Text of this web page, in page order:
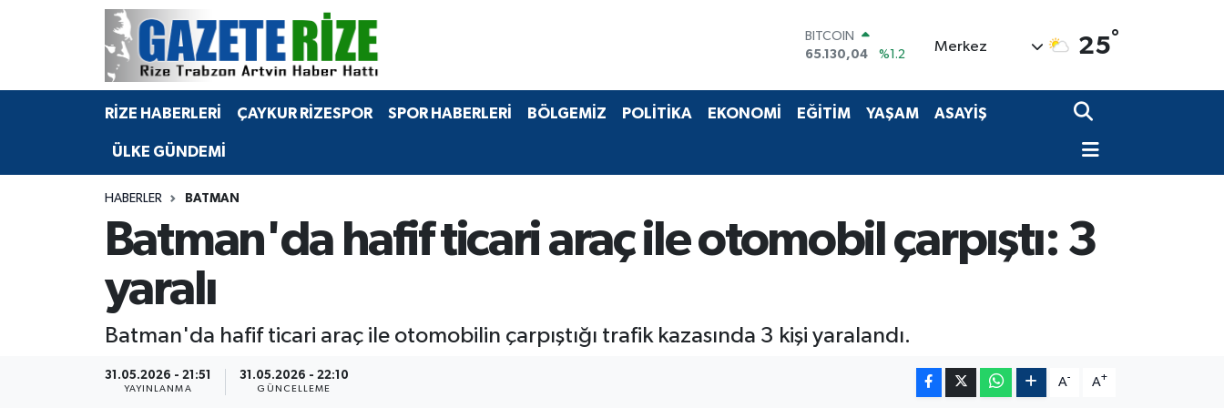
BITCOIN
65.130,04
%1.2
47,7106
%0.17
EURO
%0.27
GRAM ALTIN
13.773
%-19
Merkez 25°
RİZE HABERLERİ ÇAYKUR RİZESPOR SPOR HABERLERİ BÖLGEMİZ POLİTİKA EKONOMİ EĞİTİM YAŞAM ASAYİŞ
ÜLKE GÜNDEMİ
HABERLER BATMAN
Batman'da hafif ticari araç ile otomobil çarpıştı: 3
yaralı
Batman'da hafif ticari araç ile otomobilin çarpıştığı trafik kazasında 3 kişi yaralandı.
31.05.2026 - 21:51
YAYINLANMA
31.05.2026 - 22:10
GÜNCELLEME
A- A+
BÖLGEMİZ
Bilim Teknoloji
Advertising news
Merkez Nöbetçi Eczaneler
Merkez Hava Durumu
Merkez Trafik Yoğunluk Haritası
Tüm Manşetler
Son Dakika Haberleri
Haber Arşivi